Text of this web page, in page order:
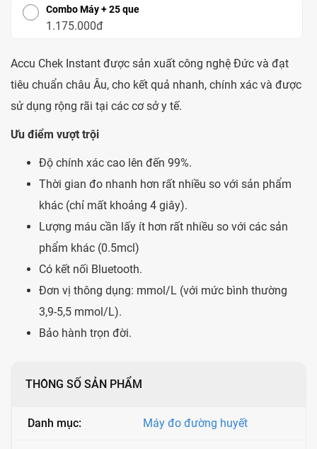
Combo Máy + 25 que
1.175.000đ
Accu Chek Instant được sản xuất công nghệ Đức và đạt
tiêu chuẩn châu Âu, cho kết quả nhanh, chính xác và được
sử dụng rộng rãi tại các cơ sở y tế.
Ưu điểm vượt trội
Độ chính xác cao lên đến 99%.
Thời gian đo nhanh hơn rất nhiều so với sản phẩm
khác (chỉ mất khoảng 4 giây).
Lượng máu cần lấy ít hơn rất nhiều so với các sản
phẩm khác (0.5mcl)
Có kết nối Bluetooth.
Đơn vị thông dụng: mmol/L (với mức bình thường
3,9-5,5 mmol/L).
Bảo hành trọn đời.
THÔNG SỐ SẢN PHẨM
Danh mục: Máy đo đường huyết